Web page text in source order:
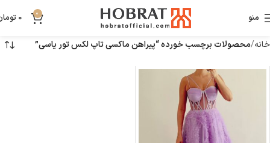
منو 0
0
خانه محصولات برچسب خورده “پیراهن ماکسی تاپ لکس تور یاسی”